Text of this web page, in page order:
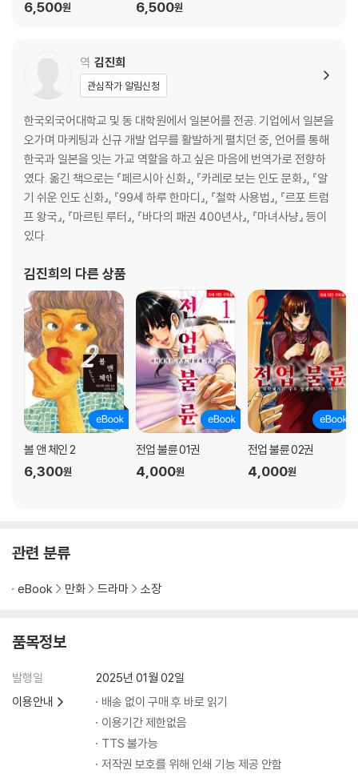
6,500원 6,500원
역 김진희
관심작가 알림신청
한국외국어대학교 및 동 대학원에서 일본어를 전공. 기업에서 일본을
오가며 마케팅과 신규 개발 업무를 활발하게 펼치던 중, 언어를 통해
한국과 일본을 잇는 가교 역할을 하고 싶은 마음에 번역가로 전향하
였다. 옮긴 책으로는 『페르시아 신화』, 『카레로 보는 인도 문화』, 『알
기 쉬운 인도 신화』, 『99세 하루 한마디』, 『철학 사용법』, 『르포 트럼
프 왕국』, 『마르틴 루터』, 『바다의 패권 400년사』, 『마녀사냥』 등이
있다.
김진희의 다른 상품
볼 앤 체인 2
6,300원
전업 불륜 01권
4,000원
전업 불륜 02권
4,000원
관련 분류
eBook 만화 드라마 소장
품목정보
발행일
2025년 01월 02일
이용안내
배송 없이 구매 후 바로 읽기
이용기간 제한없음
TTS 불가능
저작권 보호를 위해 인쇄 기능 제공 안함